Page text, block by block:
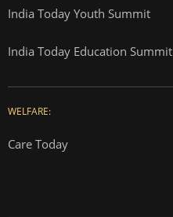
India Today Youth Summit
India Today Education Summit
WELFARE:
Care Today